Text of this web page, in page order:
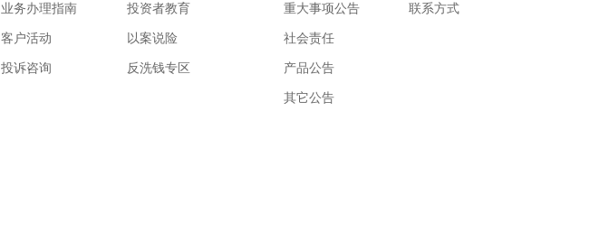
业务办理指南
客户活动
投诉咨询
投资者教育
以案说险
反洗钱专区
重大事项公告
社会责任
产品公告
其它公告
联系方式